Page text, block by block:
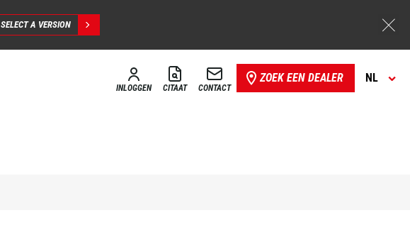
SELECT A VERSION
INLOGGEN CITAAT CONTACT
ZOEK EEN DEALER NL